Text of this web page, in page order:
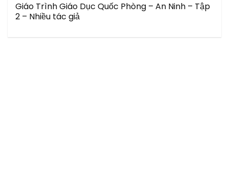
Giáo Trình Giáo Dục Quốc Phòng – An Ninh – Tập
2 – Nhiều tác giả